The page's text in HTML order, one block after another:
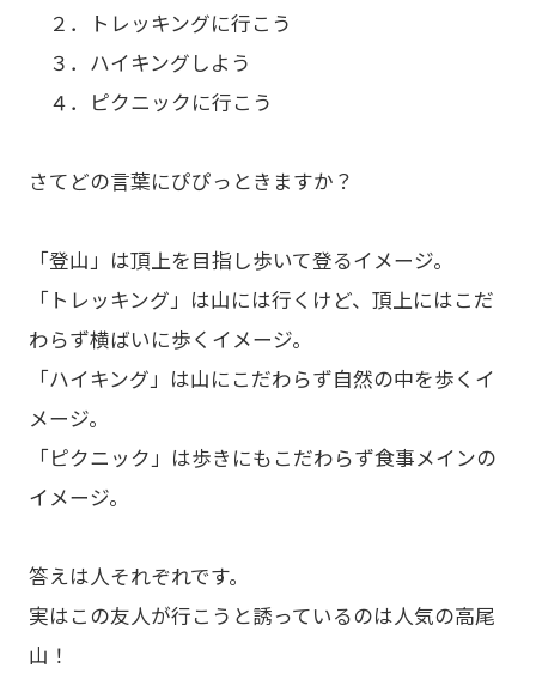
２．トレッキングに行こう
３．ハイキングしよう
４．ピクニックに行こう
さてどの言葉にぴぴっときますか？
「登山」は頂上を目指し歩いて登るイメージ。
「トレッキング」は山には行くけど、頂上にはこだ
わらず横ばいに歩くイメージ。
「ハイキング」は山にこだわらず自然の中を歩くイ
メージ。
「ピクニック」は歩きにもこだわらず食事メインの
イメージ。
答えは人それぞれです。
実はこの友人が行こうと誘っているのは人気の高尾
山！